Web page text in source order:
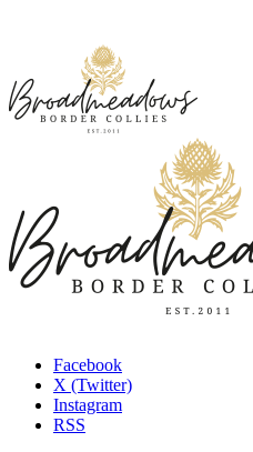
Facebook
X (Twitter)
Instagram
RSS